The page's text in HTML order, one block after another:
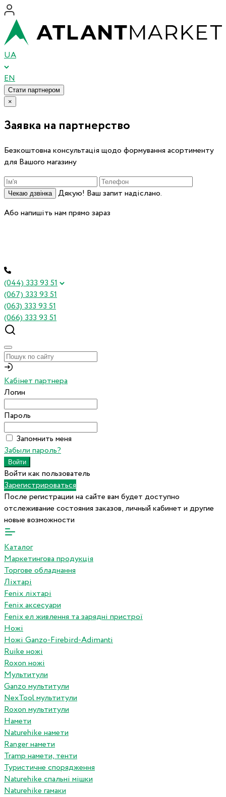
UA
EN
Стати партнером
×
Заявка на партнерство
Безкоштовна консультація щодо формування асортименту
для Вашого магазину
Чекаю дзвінка
Дякую! Ваш запит надіслано.
Або напишіть нам прямо зараз
(044) 333 93 51
(067) 333 93 51
(063) 333 93 51
(066) 333 93 51
Кабінет партнера
Логин
Пароль
Запомнить меня
Забыли пароль?
Войти как пользователь
Зарегистрироваться
После регистрации на сайте вам будет доступно
отслеживание состояния заказов, личный кабинет и другие
новые возможности
Каталог
Маркетингова продукція
Торгове обладнання
Ліхтарі
Fenix ліхтарі
Fenix аксесуари
Fenix ел живлення та зарядні пристрої
Ножі
Ножі Ganzo-Firebird-Adimanti
Ruike ножі
Roxon ножi
Мультитули
Ganzo мультитули
NexTool мультитули
Roxon мультитули
Намети
Naturehike намети
Ranger намети
Tramp намети, тенти
Туристичне спорядження
Naturehike спальні мішки
Naturehike гамаки